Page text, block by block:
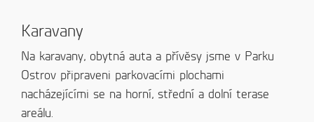
Karavany
Na karavany, obytná auta a přívěsy jsme v Parku
Ostrov připraveni parkovacími plochami
nacházejícími se na horní, střední a dolní terase
areálu.